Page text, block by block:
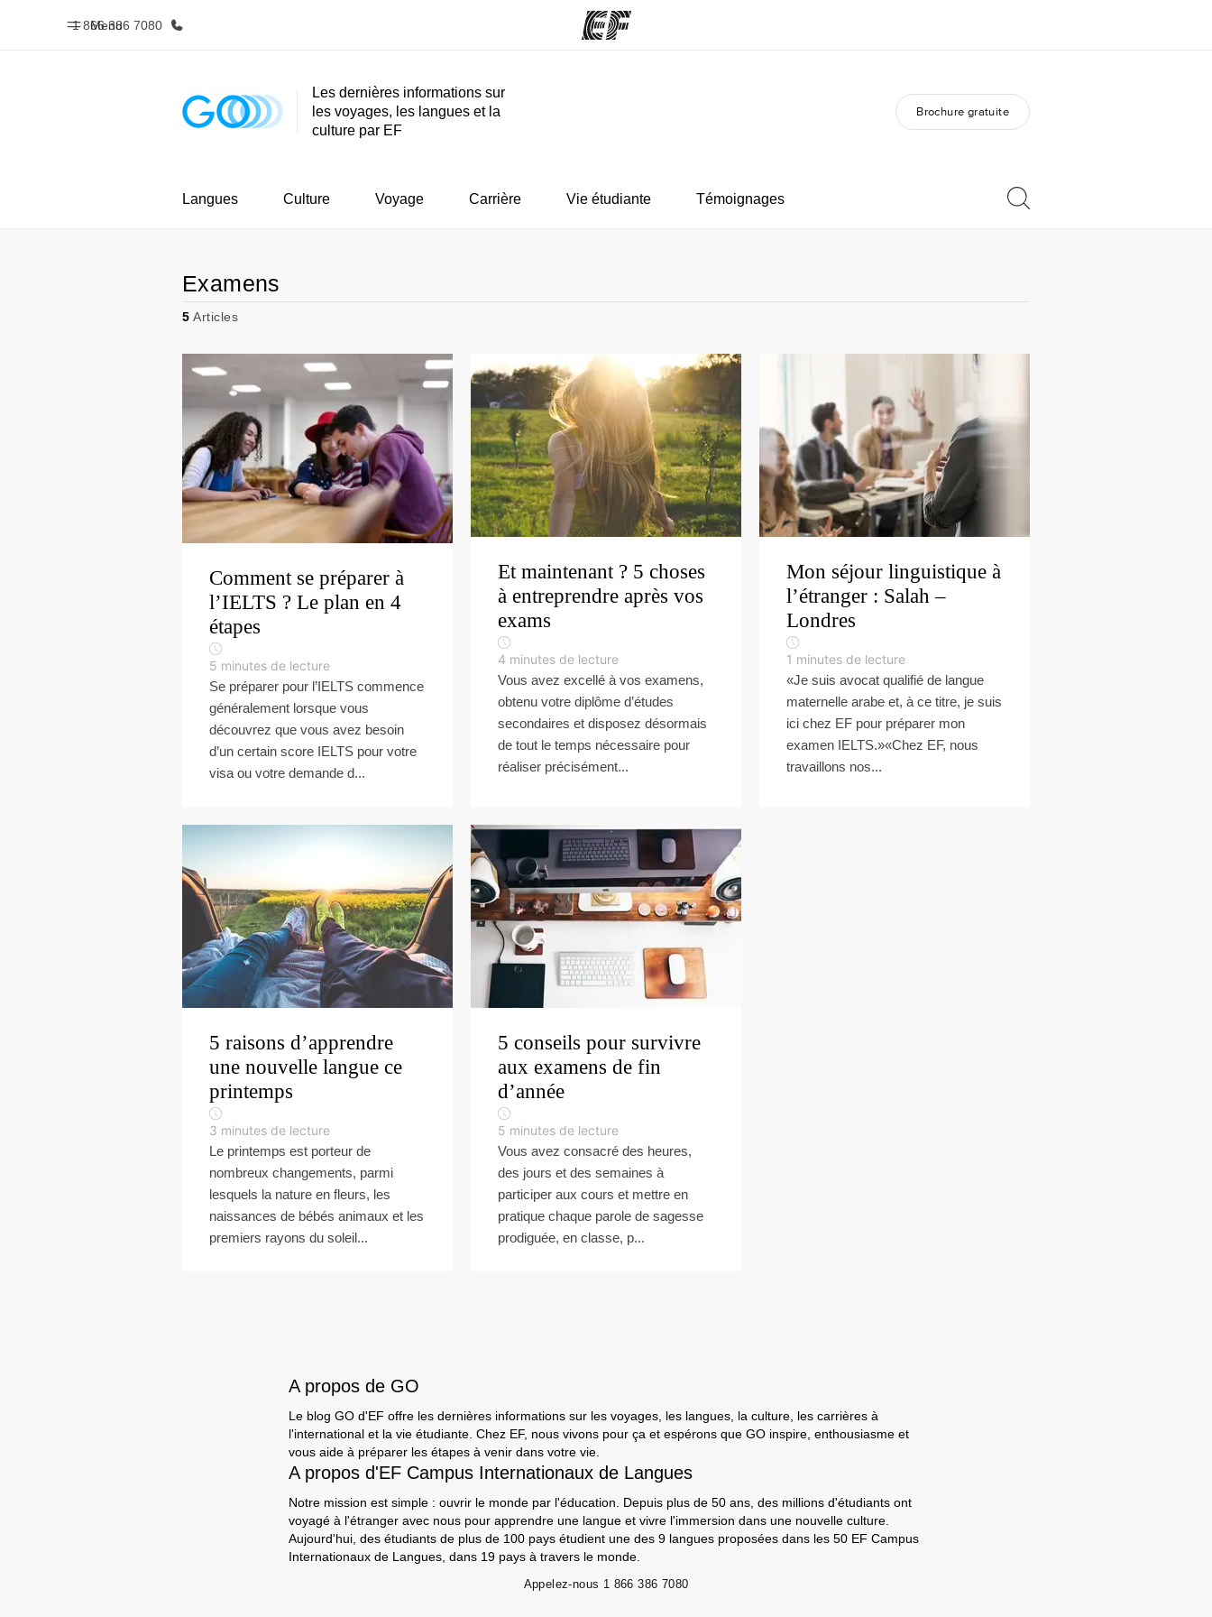
Menu
1 866 386 7080
Accueil Programmes
Nos offres
EF recrute
Les dernières informations sur
les voyages, les langues et la
culture par EF
Brochure gratuite
Langues Culture Voyage Carrière Vie étudiante Témoignages
Examens
5 Articles
Comment se préparer à
l’IELTS ? Le plan en 4
étapes
5 minutes de lecture
Se préparer pour l’IELTS commence
généralement lorsque vous
découvrez que vous avez besoin
d’un certain score IELTS pour votre
visa ou votre demande d...
Et maintenant ? 5 choses
à entreprendre après vos
exams
4 minutes de lecture
Vous avez excellé à vos examens,
obtenu votre diplôme d’études
secondaires et disposez désormais
de tout le temps nécessaire pour
réaliser précisément...
Mon séjour linguistique à
l’étranger : Salah –
Londres
1 minutes de lecture
«Je suis avocat qualifié de langue
maternelle arabe et, à ce titre, je suis
ici chez EF pour préparer mon
examen IELTS.»«Chez EF, nous
travaillons nos...
5 raisons d’apprendre
une nouvelle langue ce
printemps
3 minutes de lecture
Le printemps est porteur de
nombreux changements, parmi
lesquels la nature en fleurs, les
naissances de bébés animaux et les
premiers rayons du soleil...
5 conseils pour survivre
aux examens de fin
d’année
5 minutes de lecture
Vous avez consacré des heures,
des jours et des semaines à
participer aux cours et mettre en
pratique chaque parole de sagesse
prodiguée, en classe, p...
A propos de GO
Le blog GO d'EF offre les dernières informations sur les voyages, les langues, la culture, les carrières à
l'international et la vie étudiante. Chez EF, nous vivons pour ça et espérons que GO inspire, enthousiasme et
vous aide à préparer les étapes à venir dans votre vie.
A propos d'EF Campus Internationaux de Langues
Notre mission est simple : ouvrir le monde par l'éducation. Depuis plus de 50 ans, des millions d'étudiants ont
voyagé à l'étranger avec nous pour apprendre une langue et vivre l'immersion dans une nouvelle culture.
Aujourd'hui, des étudiants de plus de 100 pays étudient une des 9 langues proposées dans les 50 EF Campus
Internationaux de Langues, dans 19 pays à travers le monde.
Appelez-nous 1 866 386 7080